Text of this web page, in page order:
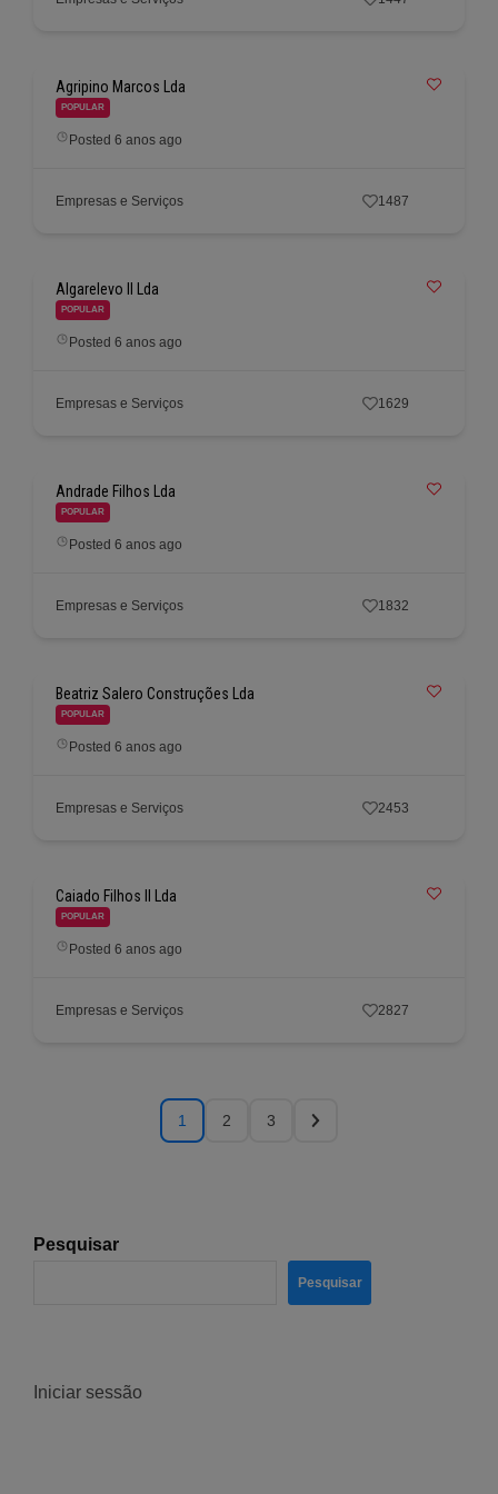
Agripino Marcos Lda
POPULAR
Posted 6 anos ago
Empresas e Serviços 1487
Algarelevo II Lda
POPULAR
Posted 6 anos ago
Empresas e Serviços 1629
Andrade Filhos Lda
POPULAR
Posted 6 anos ago
Empresas e Serviços 1832
Beatriz Salero Construções Lda
POPULAR
Posted 6 anos ago
Empresas e Serviços 2453
Caiado Filhos II Lda
POPULAR
Posted 6 anos ago
Empresas e Serviços 2827
1 2 3
Pesquisar
Pesquisar
Iniciar sessão